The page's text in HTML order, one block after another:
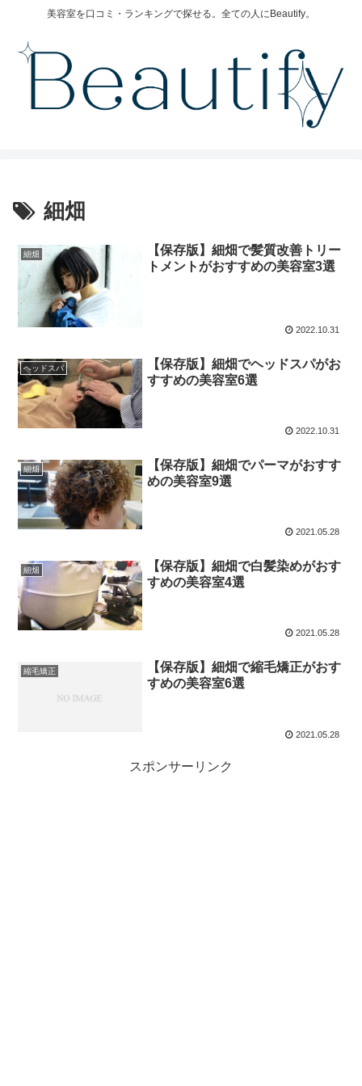
美容室を口コミ・ランキングで探せる。全ての人にBeautify。
細畑
細畑
【保存版】細畑で髪質改善トリー
トメントがおすすめの美容室3選
2022.10.31
ヘッドスパ
【保存版】細畑でヘッドスパがお
すすめの美容室6選
2022.10.31
細畑
【保存版】細畑でパーマがおすす
めの美容室9選
2021.05.28
細畑
【保存版】細畑で白髪染めがおす
すめの美容室4選
2021.05.28
縮毛矯正
【保存版】細畑で縮毛矯正がおす
すめの美容室6選
2021.05.28
スポンサーリンク